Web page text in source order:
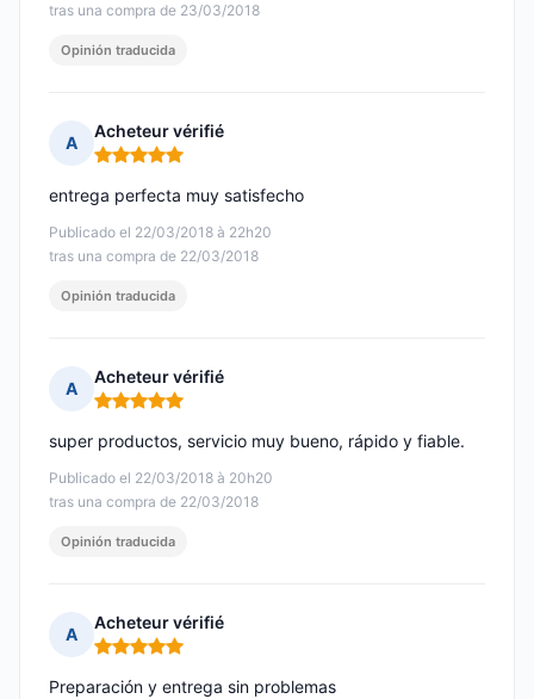
tras una compra de 23/03/2018
Opinión traducida
A
Acheteur vérifié
Nota: 5 de 5
Publicado el 22/03/2018 à 22h20
tras una compra de 22/03/2018
entrega perfecta muy satisfecho
Opinión traducida
A
Acheteur vérifié
Nota: 5 de 5
Publicado el 22/03/2018 à 20h20
tras una compra de 22/03/2018
super productos, servicio muy bueno, rápido y fiable.
Opinión traducida
A
Acheteur vérifié
Nota: 5 de 5
Preparación y entrega sin problemas